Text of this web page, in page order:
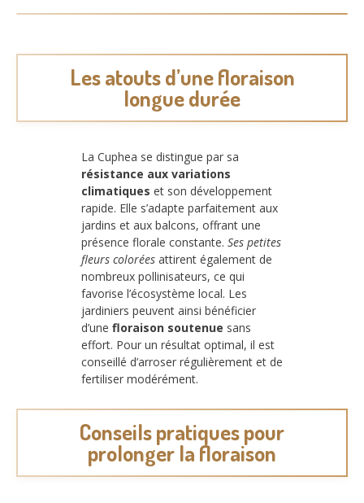
Les atouts d’une floraison
longue durée
La Cuphea se distingue par sa
résistance aux variations
climatiques et son développement
rapide. Elle s’adapte parfaitement aux
jardins et aux balcons, offrant une
présence florale constante. Ses petites
fleurs colorées attirent également de
nombreux pollinisateurs, ce qui
favorise l’écosystème local. Les
jardiniers peuvent ainsi bénéficier
d’une floraison soutenue sans
effort. Pour un résultat optimal, il est
conseillé d’arroser régulièrement et de
fertiliser modérément.
Conseils pratiques pour
prolonger la floraison